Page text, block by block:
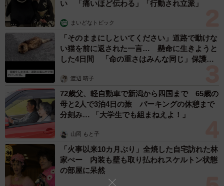
い 「痛いほど伝わる」「行動され立派」
まいどなトピック
「そのままにしといてください」道路で動けな
い猫を前に返された一言… 懸命に生きようと
した4日間 「命の重さはみんな同じ」保護団
渡辺 晴子
72歳父、軽自動車で新潟から四国まで 65歳の
母と2人で3泊4日の旅 パーキングの休憩まで
分刻み… 「大学生でも組まねえよ！」
山岡 もと子
「火事以来10カ月ぶり」全焼した自宅訪れた林
家ぺー 内装も壁も取り払われスケルトン状態
の部屋に呆然